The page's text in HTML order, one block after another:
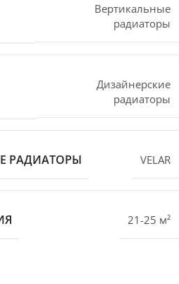
Вертикальные
радиаторы
Дизайнерские
радиаторы
РАДИАТОРЫ VELAR
21-25 м²